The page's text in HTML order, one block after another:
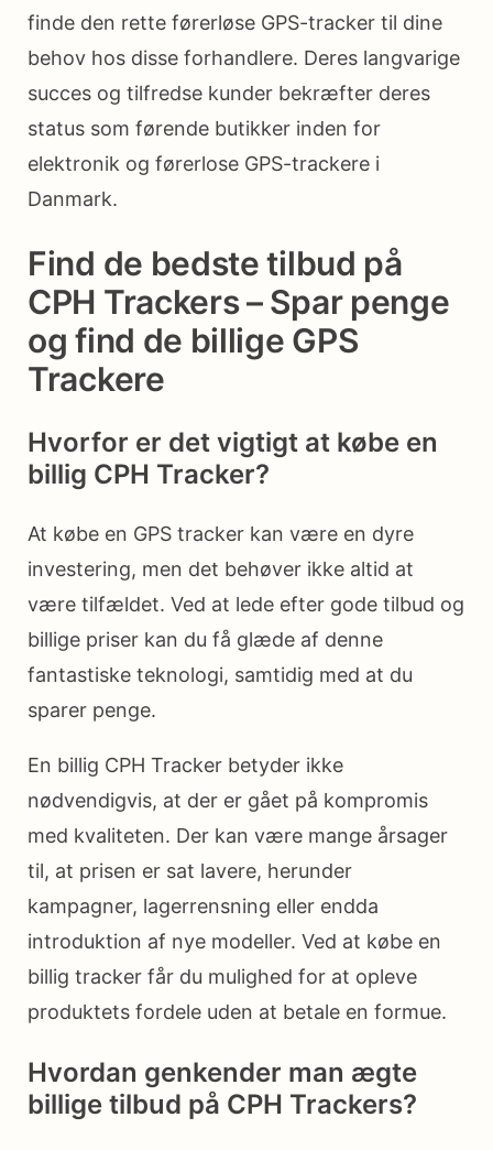
finde den rette førerløse GPS-tracker til dine
behov hos disse forhandlere. Deres langvarige
succes og tilfredse kunder bekræfter deres
status som førende butikker inden for
elektronik og førerlose GPS-trackere i
Danmark.
Find de bedste tilbud på
CPH Trackers – Spar penge
og find de billige GPS
Trackere
Hvorfor er det vigtigt at købe en
billig CPH Tracker?
At købe en GPS tracker kan være en dyre
investering, men det behøver ikke altid at
være tilfældet. Ved at lede efter gode tilbud og
billige priser kan du få glæde af denne
fantastiske teknologi, samtidig med at du
sparer penge.
En billig CPH Tracker betyder ikke
nødvendigvis, at der er gået på kompromis
med kvaliteten. Der kan være mange årsager
til, at prisen er sat lavere, herunder
kampagner, lagerrensning eller endda
introduktion af nye modeller. Ved at købe en
billig tracker får du mulighed for at opleve
produktets fordele uden at betale en formue.
Hvordan genkender man ægte
billige tilbud på CPH Trackers?